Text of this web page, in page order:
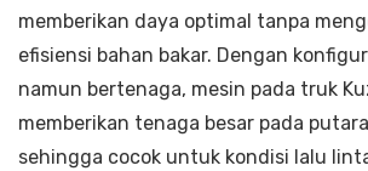
memberikan daya optimal tanpa
efisiensi bahan bakar. Dengan
namun bertenaga, mesin pada truk
memberikan tenaga besar pada
sehingga cocok untuk kondisi lalu